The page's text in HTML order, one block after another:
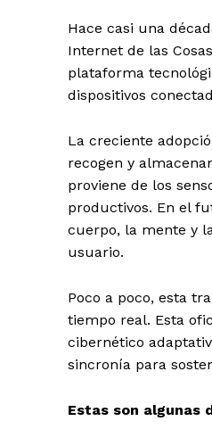
Hace casi una
Internet de las
plataforma
dispositivos
La creciente
recogen y
proviene de los
productivos. En el
cuerpo, la mente y
usuario.
Poco a poco, esta
tiempo real. Esta
cibernético
sincronía para
Estas son algunas